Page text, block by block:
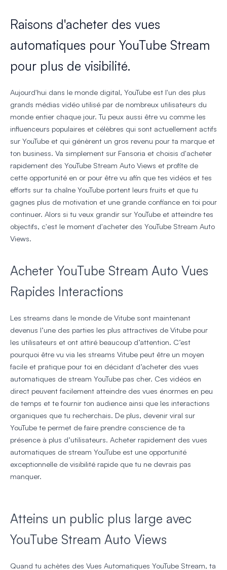
Raisons d'acheter des vues
automatiques pour YouTube Stream
pour plus de visibilité.
Aujourd'hui dans le monde digital, YouTube est l'un des plus
grands médias vidéo utilisé par de nombreux utilisateurs du
monde entier chaque jour. Tu peux aussi être vu comme les
influenceurs populaires et célèbres qui sont actuellement actifs
sur YouTube et qui génèrent un gros revenu pour ta marque et
ton business. Va simplement sur Fansoria et choisis d'acheter
rapidement des YouTube Stream Auto Views et profite de
cette opportunité en or pour être vu afin que tes vidéos et tes
efforts sur ta chaîne YouTube portent leurs fruits et que tu
gagnes plus de motivation et une grande confiance en toi pour
continuer. Alors si tu veux grandir sur YouTube et atteindre tes
objectifs, c'est le moment d'acheter des YouTube Stream Auto
Views.
Acheter YouTube Stream Auto Vues
Rapides Interactions
Les streams dans le monde de Vitube sont maintenant
devenus l’une des parties les plus attractives de Vitube pour
les utilisateurs et ont attiré beaucoup d’attention. C’est
pourquoi être vu via les streams Vitube peut être un moyen
facile et pratique pour toi en décidant d’acheter des vues
automatiques de stream YouTube pas cher. Ces vidéos en
direct peuvent facilement atteindre des vues énormes en peu
de temps et te fournir ton audience ainsi que les interactions
organiques que tu recherchais. De plus, devenir viral sur
YouTube te permet de faire prendre conscience de ta
présence à plus d’utilisateurs. Acheter rapidement des vues
automatiques de stream YouTube est une opportunité
exceptionnelle de visibilité rapide que tu ne devrais pas
manquer.
Atteins un public plus large avec
YouTube Stream Auto Views
Quand tu achètes des Vues Automatiques YouTube Stream, ta